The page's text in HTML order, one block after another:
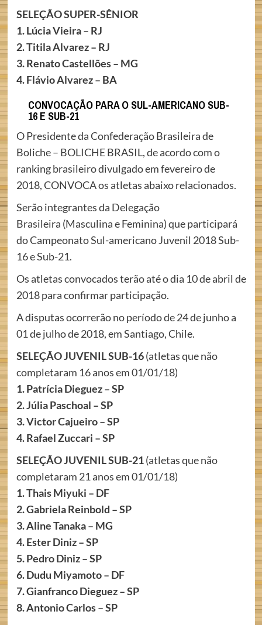
SELEÇÃO SUPER-SÊNIOR
1. Lúcia Vieira – RJ
2. Titila Alvarez – RJ
3. Renato Castellões – MG
4. Flávio Alvarez – BA
CONVOCAÇÃO PARA O SUL-AMERICANO SUB-
16 E SUB-21
O Presidente da Confederação Brasileira de
Boliche – BOLICHE BRASIL, de acordo com o
ranking brasileiro divulgado em fevereiro de
2018, CONVOCA os atletas abaixo relacionados.
Serão integrantes da Delegação
Brasileira (Masculina e Feminina) que participará
do Campeonato Sul-americano Juvenil 2018 Sub-
16 e Sub-21.
Os atletas convocados terão até o dia 10 de abril de
2018 para confirmar participação.
A disputas ocorrerão no período de 24 de junho a
01 de julho de 2018, em Santiago, Chile.
SELEÇÃO JUVENIL SUB-16(atletas que não
completaram 16 anos em 01/01/18)
1. Patrícia Dieguez – SP
2. Júlia Paschoal – SP
3. Victor Cajueiro – SP
4. Rafael Zuccari – SP
SELEÇÃO JUVENIL SUB-21(atletas que não
completaram 21 anos em 01/01/18)
1. Thais Miyuki – DF
2. Gabriela Reinbold – SP
3. Aline Tanaka – MG
4. Ester Diniz – SP
5. Pedro Diniz – SP
6. Dudu Miyamoto – DF
7. Gianfranco Dieguez – SP
8. Antonio Carlos – SP